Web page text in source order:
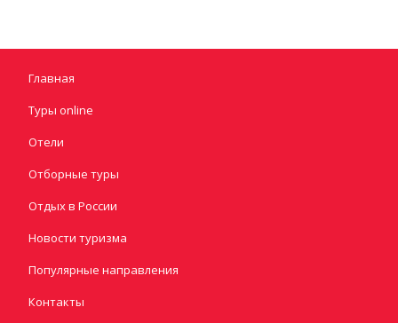
Главная
Туры online
Отели
Отборные туры
Отдых в России
Новости туризма
Популярные направления
Контакты